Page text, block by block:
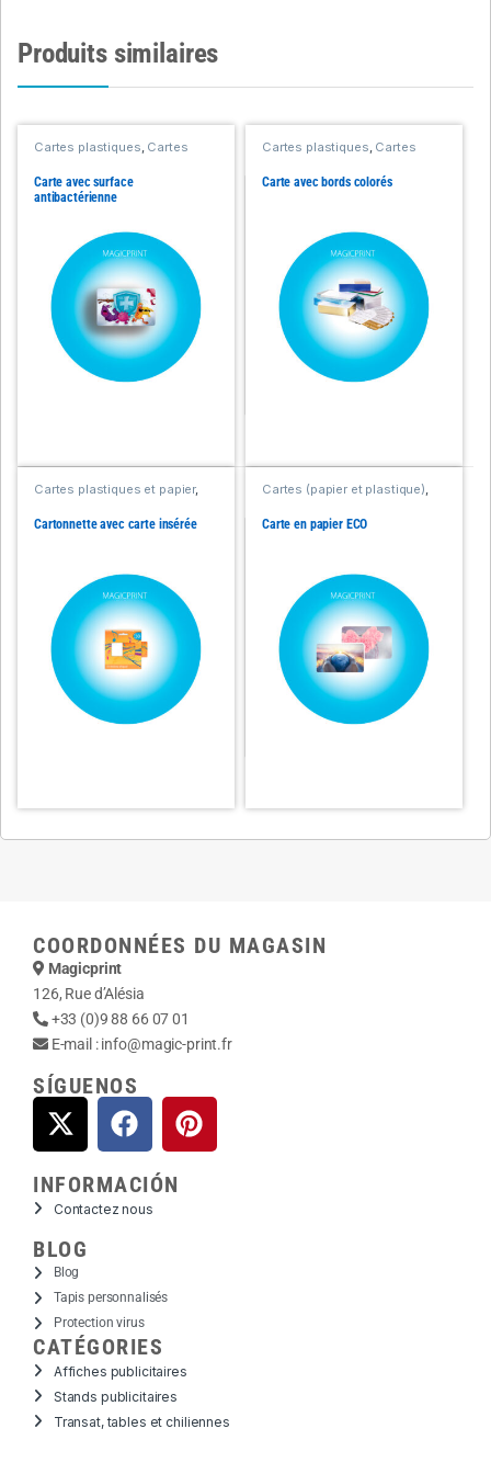
Produits similaires
Cartes plastiques, Cartes
plastiques et papier
Carte avec surface
antibactérienne
Cartes plastiques, Cartes
plastiques et papier
Carte avec bords colorés
Cartes plastiques et papier,
Emballages de cartes
Cartonnette avec carte insérée
Cartes (papier et plastique)
Cartes plastiques et papier
Carte en papier ECO
COORDONNÉES DU MAGASIN
Magicprint
126, Rue d’Alésia
+33 (0)9 88 66 07 01
E-mail :info@magic-print.fr
SÍGUENOS
INFORMACIÓN
Contactez nous
CATÉGORIES
Affiches publicitaires
Stands publicitaires
Transat, tables et chiliennes
BLOG
Blog
Tapis personnalisés
Protection virus